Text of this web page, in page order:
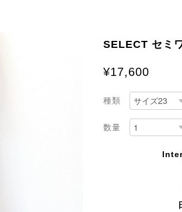
SELECT セミ
¥17,600
種類
数量